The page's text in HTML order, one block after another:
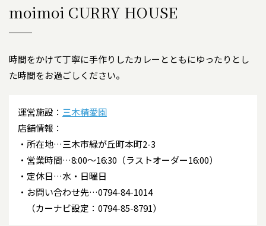
moimoi CURRY HOUSE
時間をかけて丁寧に手作りしたカレーとともにゆったりとし
た時間をお過ごしください。
運営施設： 三木精愛園
店舗情報：
所在地…三木市緑が丘町本町2-3
営業時間…8:00～16:30（ラストオーダー16:00）
定休日…水・日曜日
お問い合わせ先…0794-84-1014
（カーナビ設定：0794-85-8791）